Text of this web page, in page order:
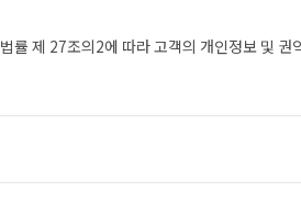
률 제 27조의2에 따라 고객의 개인정보 및
집하고 있습니다.